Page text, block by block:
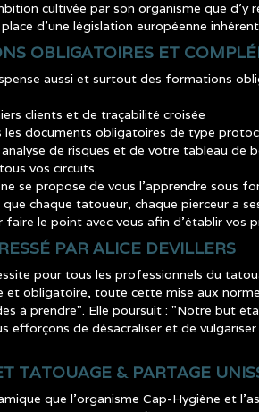
cultivée par son organisme que
d’une législation européenne
OBLIGATOIRES ET
aussi et surtout des formations
clients et de traçabilité croisée
les documents obligatoires de type
de risques et de votre tableau de
vos circuits
se propose de vous l’apprendre sous
chaque tatoueur, chaque pierceur a
faire le point avec vous afin d’établir
PAR ALICE DEVILLERS
pour tous les professionnels du
et obligatoire, toute cette mise aux
à prendre". Elle poursuit : "Notre but
efforçons de désacraliser et de
TATOUAGE & PARTAGE
que l’organisme Cap-Hygiène et